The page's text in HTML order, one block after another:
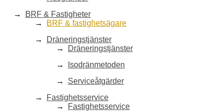
BRF & Fastigheter
BRF & fastighetsägare
Dräneringstjänster
Dräneringstjänster
Isodränmetoden
Serviceåtgärder
Fastighetsservice
Fastighetsservice